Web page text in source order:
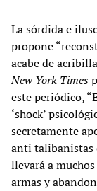
La sórdida e
propone
acabe de
New York Times
este periódico,
‘shock’
secretamente
anti talibanistas
llevará a
armas y